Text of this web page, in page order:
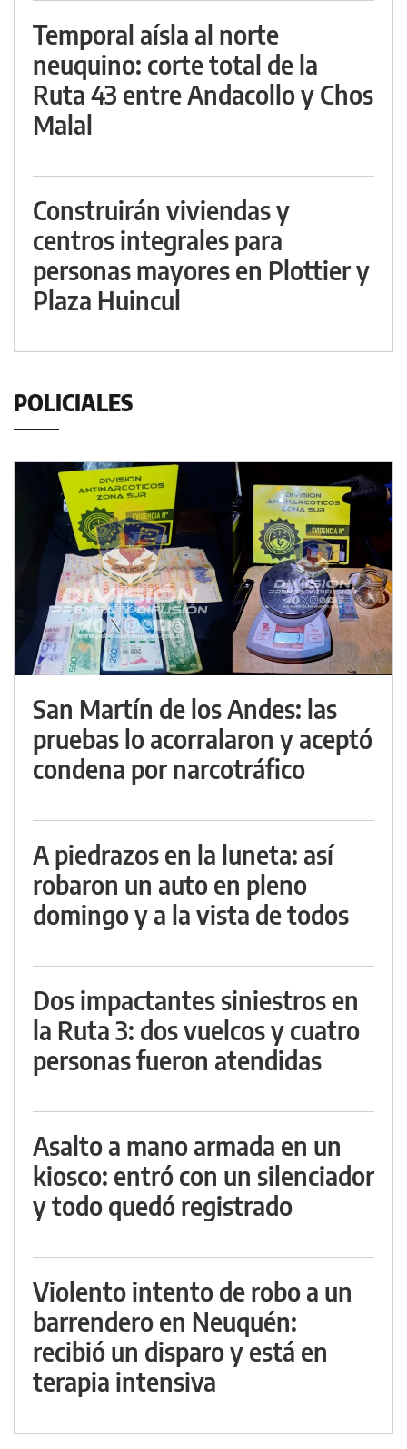
Temporal aísla al norte
neuquino: corte total de la
Ruta 43 entre Andacollo y Chos
Malal
Construirán viviendas y
centros integrales para
personas mayores en Plottier y
Plaza Huincul
POLICIALES
San Martín de los Andes: las
pruebas lo acorralaron y aceptó
condena por narcotráfico
A piedrazos en la luneta: así
robaron un auto en pleno
domingo y a la vista de todos
Dos impactantes siniestros en
la Ruta 3: dos vuelcos y cuatro
personas fueron atendidas
Asalto a mano armada en un
kiosco: entró con un silenciador
y todo quedó registrado
Violento intento de robo a un
barrendero en Neuquén:
recibió un disparo y está en
terapia intensiva